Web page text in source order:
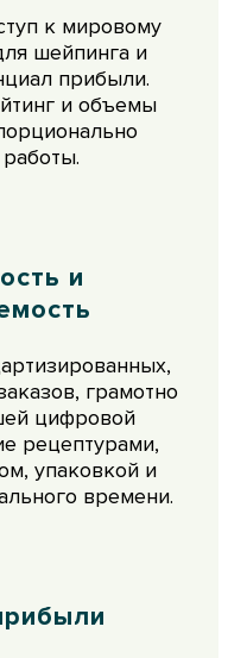
к мировому
шейпинга и
прибыли.
и объемы
и
грамотно
цифровой
рецептурами,
упаковкой и
времени.